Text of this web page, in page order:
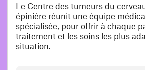
Le Centre des tumeurs du
épinière réunit une équipe
spécialisée , pour offrir à chaque
traitement et les soins les plus
situation.